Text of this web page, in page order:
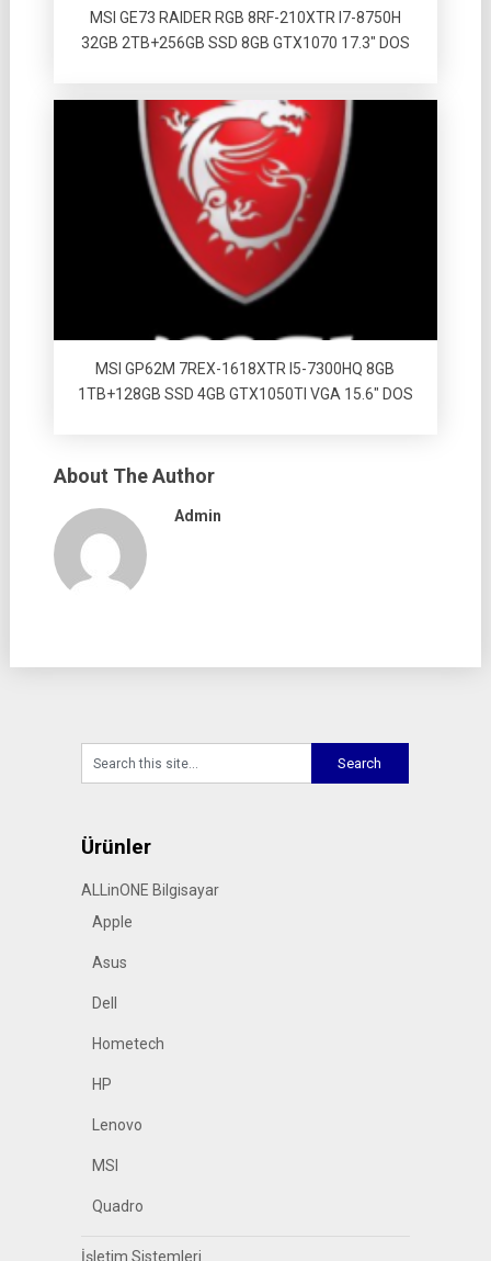
MSI GE73 RAIDER RGB 8RF-210XTR I7-8750H
32GB 2TB+256GB SSD 8GB GTX1070 17.3″ DOS
MSI GP62M 7REX-1618XTR I5-7300HQ 8GB
1TB+128GB SSD 4GB GTX1050TI VGA 15.6″ DOS
About The Author
Admin
Ürünler
ALLinONE Bilgisayar
Apple
Asus
Dell
Hometech
HP
Lenovo
MSI
Quadro
İşletim Sistemleri